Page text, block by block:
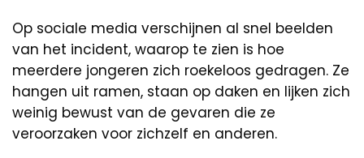
Op sociale media verschijnen al snel beelden
van het incident, waarop te zien is hoe
meerdere jongeren zich roekeloos gedragen. Ze
hangen uit ramen, staan op daken en lijken zich
weinig bewust van de gevaren die ze
veroorzaken voor zichzelf en anderen.